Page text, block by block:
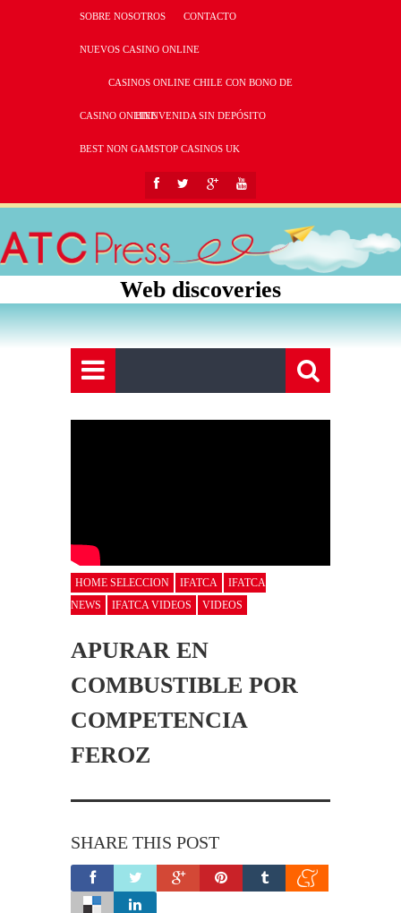
SOBRE NOSOTROS CONTACTO
NUEVOS CASINO ONLINE
CASINOS ONLINE CHILE CON BONO DE
BIENVENIDA SIN DEPÓSITO
CASINO ONLINE
BEST NON GAMSTOP CASINOS UK
Web discoveries
HOME SELECCION IFATCA
IFATCA
NEWS
IFATCA VIDEOS VIDEOS
APURAR EN
COMBUSTIBLE POR
COMPETENCIA
FEROZ
SHARE THIS POST